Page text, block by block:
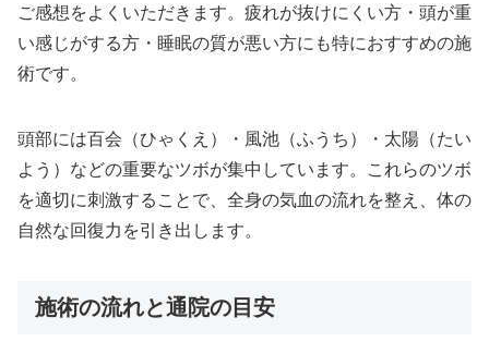
ご感想をよくいただきます。疲れが抜けにくい方・頭が重
い感じがする方・睡眠の質が悪い方にも特におすすめの施
術です。
頭部には百会（ひゃくえ）・風池（ふうち）・太陽（たい
よう）などの重要なツボが集中しています。これらのツボ
を適切に刺激することで、全身の気血の流れを整え、体の
自然な回復力を引き出します。
施術の流れと通院の目安